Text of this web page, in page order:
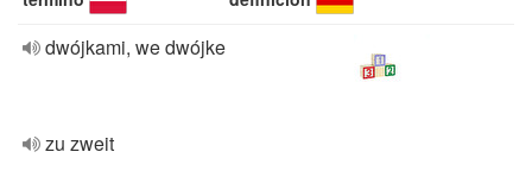
dwójkami, we dwójke
zu zweit